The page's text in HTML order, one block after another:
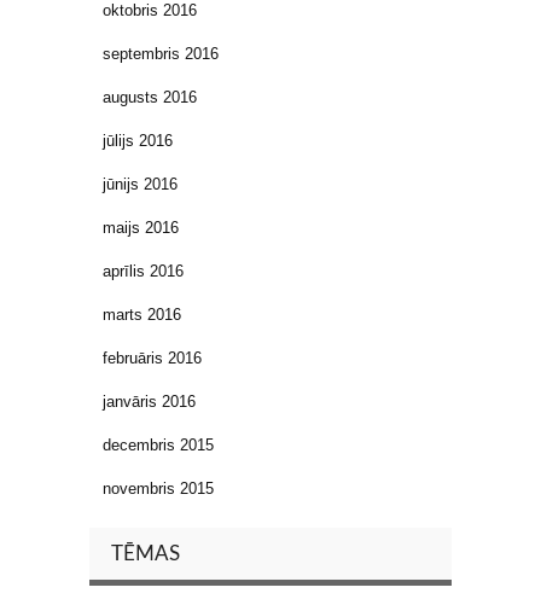
oktobris 2016
septembris 2016
augusts 2016
jūlijs 2016
jūnijs 2016
maijs 2016
aprīlis 2016
marts 2016
februāris 2016
janvāris 2016
decembris 2015
novembris 2015
TĒMAS